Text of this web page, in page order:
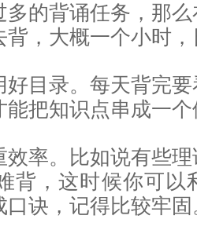
多的背诵任务，那
背，大概一个小时
目录。每天背完要
能把知识点串成一
率。比如说有些理
背，这时候你可以
口诀，记得比较牢固